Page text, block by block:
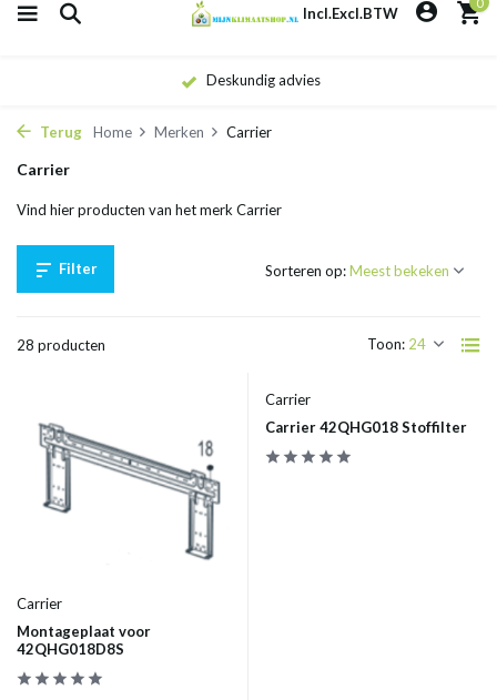
Incl.Excl.BTW
Deskundig advies
Terug Home Merken Carrier
Carrier
Vind hier producten van het merk Carrier
Filter
28 producten Toon:
Sorteren op:
Carrier
Montageplaat voor
42QHG018D8S
Carrier
Carrier 42QHG018 Stoffilter